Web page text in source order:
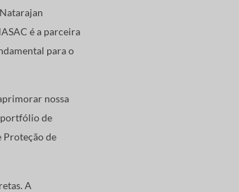
é a parceira
para o
nossa
portfólio de
Proteção de
A